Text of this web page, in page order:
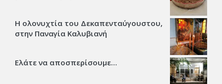
Η ολονυχτία του Δεκαπενταύγουστου,
στην Παναγία Καλυβιανή
Ελάτε να αποσπερίσουμε…